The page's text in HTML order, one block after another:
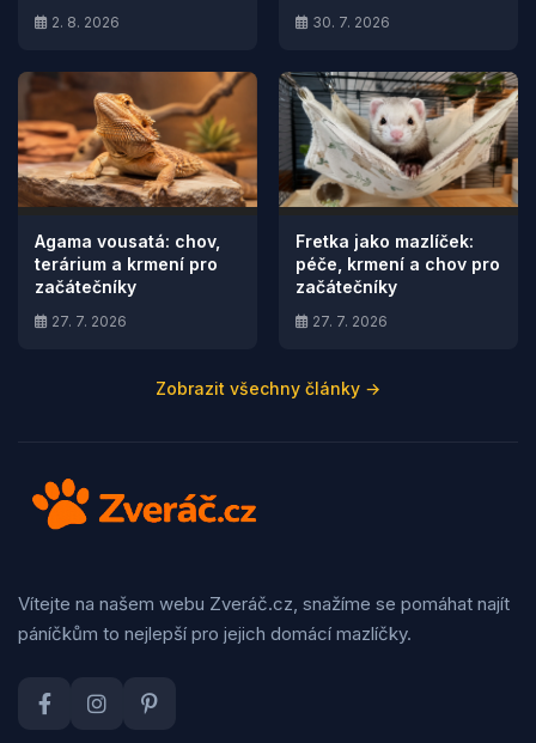
2. 8. 2026 30. 7. 2026
Agama vousatá: chov,
terárium a krmení pro
začátečníky
27. 7. 2026
Fretka jako mazlíček:
péče, krmení a chov pro
začátečníky
27. 7. 2026
Zobrazit všechny články →
Vítejte na našem webu Zveráč.cz, snažíme se pomáhat najít
páníčkům to nejlepší pro jejich domácí mazlíčky.